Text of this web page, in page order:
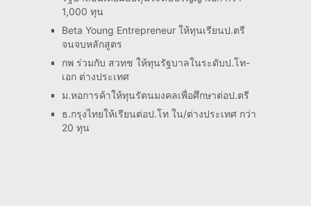
1,000 ทุน
Beta Young Entrepreneur ให้ทุนเรียนป.ตรี
จนจบหลักสูตร
กพ ร่วมกับ สวทช ให้ทุนรัฐบาลในระดับป.โท-
เอก ต่างประเทศ
ม.หอการค้าให้ทุนรัตนมงคลเพื่อศึกษาต่อป.ตรี
ธ.กรุงไทยให้เรียนต่อป.โท ใน/ต่างประเทศ กว่า
20 ทุน